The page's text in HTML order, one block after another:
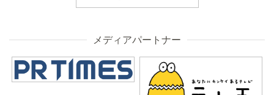
メディアパートナー